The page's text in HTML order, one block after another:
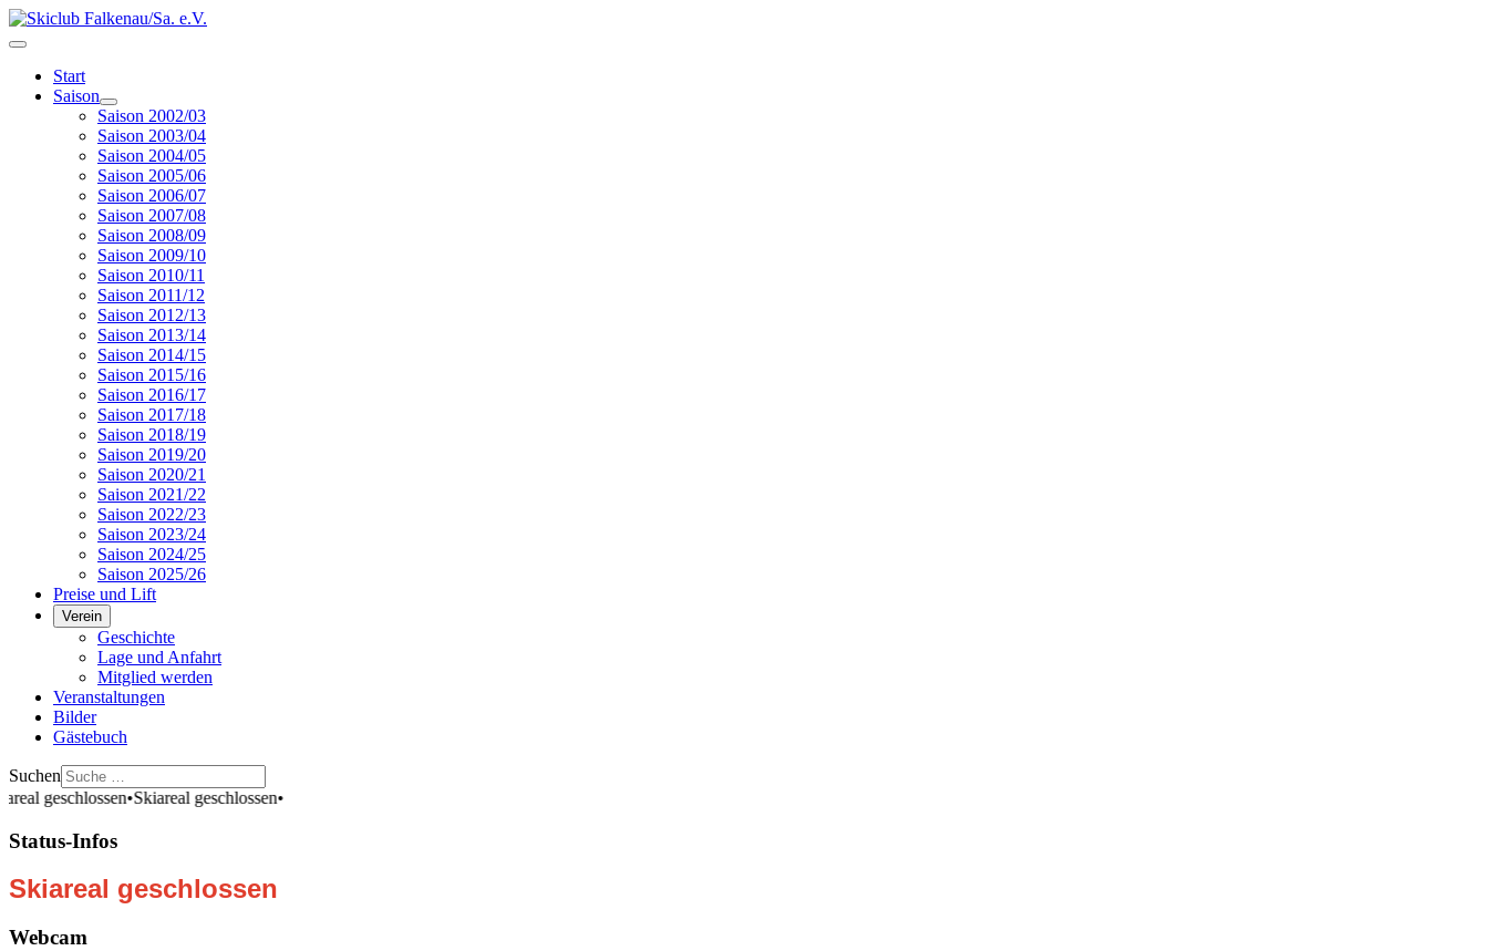
Start
Saison
Saison 2002/03
Saison 2003/04
Saison 2004/05
Saison 2005/06
Saison 2006/07
Saison 2007/08
Saison 2008/09
Saison 2009/10
Saison 2010/11
Saison 2011/12
Saison 2012/13
Saison 2013/14
Saison 2014/15
Saison 2015/16
Saison 2016/17
Saison 2017/18
Saison 2018/19
Saison 2019/20
Saison 2020/21
Saison 2021/22
Saison 2022/23
Saison 2023/24
Saison 2024/25
Saison 2025/26
Preise und Lift
Verein
Geschichte
Lage und Anfahrt
Mitglied werden
Veranstaltungen
Bilder
Gästebuch
Suchen
geschlossen•Skiareal geschlossen•
Status-Infos
Skiareal geschlossen
Webcam